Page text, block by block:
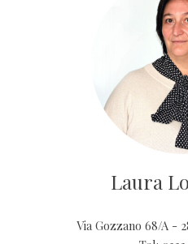
Laura
Via Gozzano 68/A -